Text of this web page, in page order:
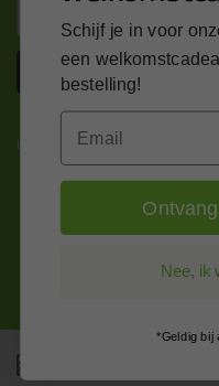
Kitcentrum is trots op:
Schijf je in voor
een
bestelling!
Email
Nee, ik
*Geldig bij